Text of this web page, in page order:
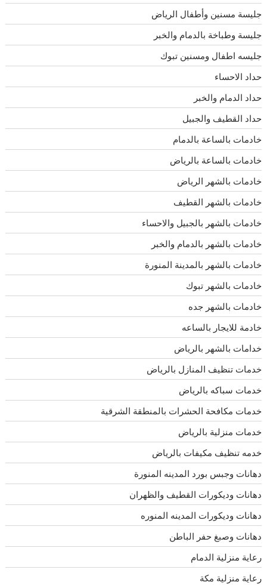
جليسة مسنين وأطفال الرياض
جليسة وطباخة بالدمام والخبر
جليسه اطفال ومسنين تبوك
حداد الاحساء
حداد الدمام والخبر
حداد القطيف والجبيل
خادمات بالساعة بالدمام
خادمات بالساعة بالرياض
خادمات بالشهر الرياض
خادمات بالشهر القطيف
خادمات بالشهر بالجبيل والاحساء
خادمات بالشهر بالدمام والخبر
خادمات بالشهر بالمدينة المنورة
خادمات بالشهر تبوك
خادمات بالشهر جده
خادمة للايجار بالساعه
خدامات بالشهر بالرياض
خدمات تنظيف المنازل بالرياض
خدمات سباكه بالرياض
خدمات مكافحة الحشرات بالمنطقة الشرقية
خدمات منزلية بالرياض
خدمه تنظيف مكيفات بالرياض
دهانات وجبس بورد المدينه المنورة
دهانات وديكورات القطيف والظهران
دهانات وديكورات المدينه المنوره
دهانات وصبغ حفر الباطن
رعاية منزلية الدمام
رعاية منزلية مكة